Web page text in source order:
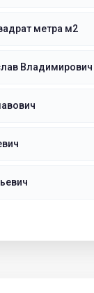
метра м2
Владимирович